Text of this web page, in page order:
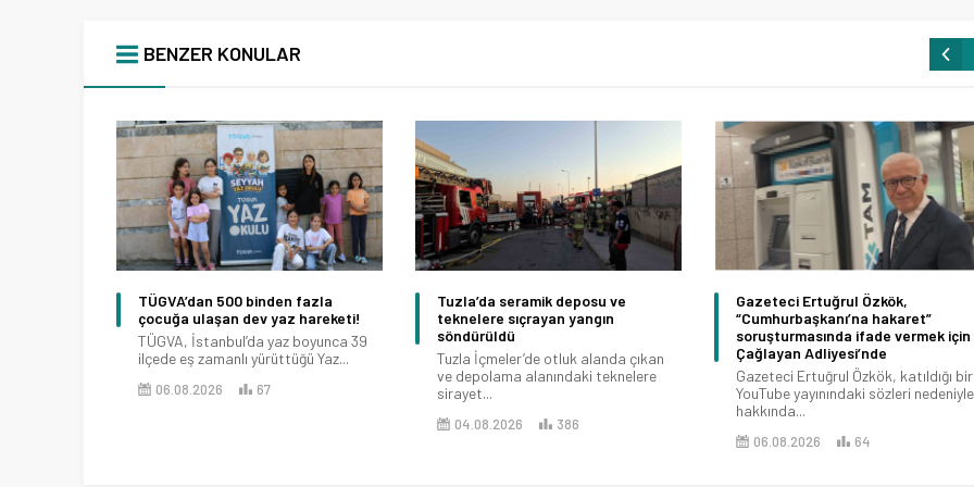
BENZER KONULAR
TÜGVA’dan 500 binden fazla
çocuğa ulaşan dev yaz hareketi!
TÜGVA, İstanbul’da yaz boyunca 39
ilçede eş zamanlı yürüttüğü Yaz...
06.08.2026 67
Tuzla’da seramik deposu ve
teknelere sıçrayan yangın
söndürüldü
Tuzla İçmeler’de otluk alanda çıkan
ve depolama alanındaki teknelere
sirayet...
04.08.2026 386
Gazeteci Ertuğrul Özkök,
“Cumhurbaşkanı’na hakaret”
soruşturmasında ifade vermek için
Çağlayan Adliyesi’nde
Gazeteci Ertuğrul Özkök, katıldığı bir
YouTube yayınındaki sözleri nedeniyle
hakkında...
06.08.2026 64